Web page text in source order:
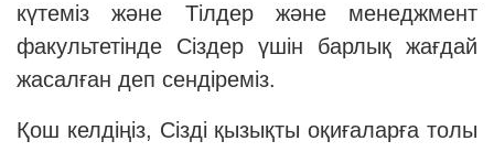
күтеміз және Тілдер және менеджмент
факультетінде Сіздер үшін барлық жағдай
жасалған деп сендіреміз.
Қош келдіңіз, Сізді қызықты оқиғаларға толы